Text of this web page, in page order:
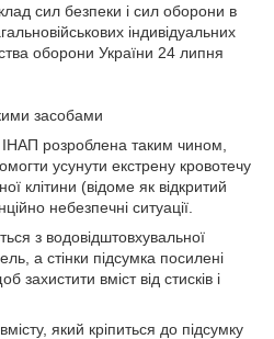
сил безпеки і сил оборони в
індивідуальних
оборони України 24 липня
засобами
ІНАП розроблена таким чином,
усунути екстрену кровотечу
клітини (відоме як відкритий
небезпечні ситуації.
з водовідштовхувальної
а стінки підсумка посилені
захистити вміст від стисків і
який кріпиться до підсумку